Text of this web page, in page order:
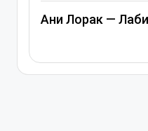
Ани Лорак —